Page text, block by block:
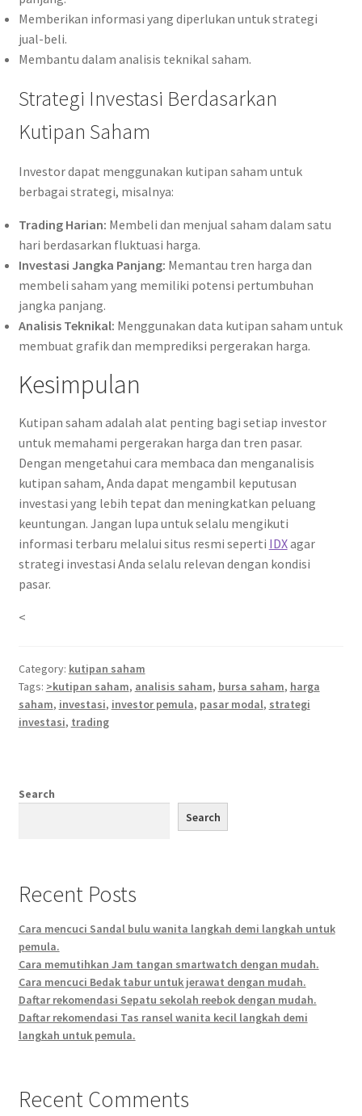
Memberikan informasi yang diperlukan untuk strategi
jual-beli.
Membantu dalam analisis teknikal saham.
Strategi Investasi Berdasarkan
Kutipan Saham
Investor dapat menggunakan kutipan saham untuk
berbagai strategi, misalnya:
Trading Harian: Membeli dan menjual saham dalam satu
hari berdasarkan fluktuasi harga.
Investasi Jangka Panjang: Memantau tren harga dan
membeli saham yang memiliki potensi pertumbuhan
jangka panjang.
Analisis Teknikal: Menggunakan data kutipan saham untuk
membuat grafik dan memprediksi pergerakan harga.
Kesimpulan
Kutipan saham adalah alat penting bagi setiap investor
untuk memahami pergerakan harga dan tren pasar.
Dengan mengetahui cara membaca dan menganalisis
kutipan saham, Anda dapat mengambil keputusan
investasi yang lebih tepat dan meningkatkan peluang
keuntungan. Jangan lupa untuk selalu mengikuti
informasi terbaru melalui situs resmi seperti IDXagar
strategi investasi Anda selalu relevan dengan kondisi
pasar.
<
Category: kutipan saham
Tags: >kutipan saham, analisis saham, bursa saham, harga
saham, investasi, investor pemula, pasar modal, strategi
investasi, trading
Search
Search
Recent Posts
Cara mencuci Sandal bulu wanita langkah demi langkah untuk
pemula.
Cara memutihkan Jam tangan smartwatch dengan mudah.
Cara mencuci Bedak tabur untuk jerawat dengan mudah.
Daftar rekomendasi Sepatu sekolah reebok dengan mudah.
Daftar rekomendasi Tas ransel wanita kecil langkah demi
langkah untuk pemula.
Recent Comments